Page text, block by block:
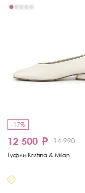
-17%
12 500 ₽ 14 990
Туфли Kristina & Milan